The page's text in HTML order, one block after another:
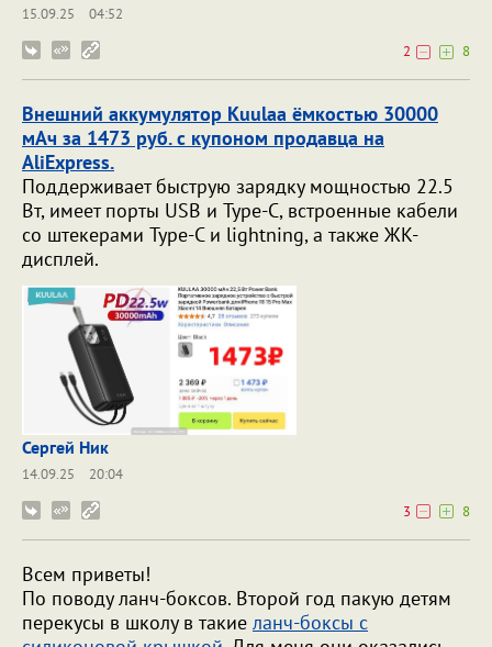
15.09.25
04:52
2
8
Внешний аккумулятор Kuulaa ёмкостью 30000
мАч за 1473 руб. с купоном продавца на
AliExpress.
Поддерживает быструю зарядку мощностью 22.5
Вт, имеет порты USB и Type-C, встроенные кабели
со штекерами Type-C и lightning, а также ЖК-
дисплей.
Сергей Ник
14.09.25
20:04
3
8
Всем приветы!
По поводу ланч-боксов. Второй год пакую детям
перекусы в школу в такие ланч-боксы с